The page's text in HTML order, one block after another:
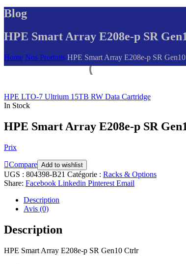
Blog
HPE Smart Array E208e-p SR
Home Nos Produits HPE Smart Array E208e-p SR
HPE LTO-7 Ultrium 15TB RW Data Cartridge
In Stock
HPE Smart Array E208e-p SR
Prix
Compare Add to wishlist
UGS : 804398-B21 Catégorie : Racks & Options
Share: Facebook Linkedin Pinterest Email
Description
Avis (0)
Description
HPE Smart Array E208e-p SR Gen10 Ctrlr